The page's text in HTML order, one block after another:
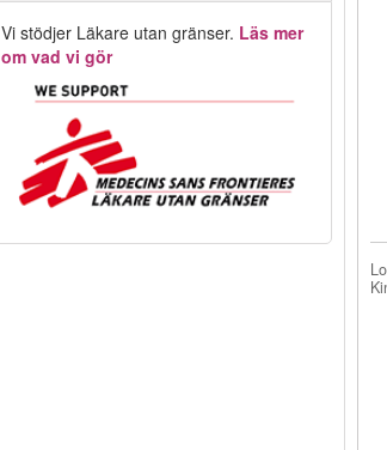
Vi stödjer Läkare utan gränser. Läs mer
om vad vi gör